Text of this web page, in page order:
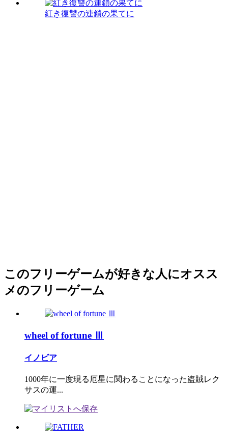
紅き復讐の連鎖の果てに
このフリーゲームが好きな人にオスス
メのフリーゲーム
wheel of fortune Ⅲ
イノビア
1000年に一度現る厄星に関わることになった盗賊レク
サスの運...